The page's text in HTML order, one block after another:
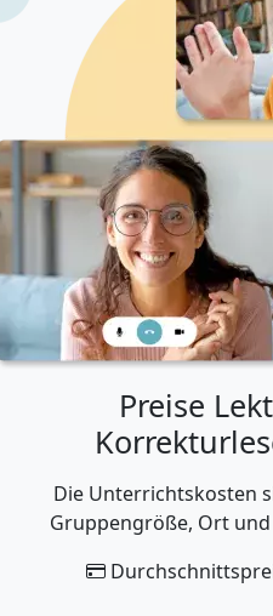
Preise
Die Unterrichtskosten
Gruppengröße, Ort